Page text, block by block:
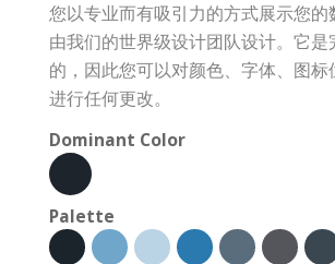
您以专业而有吸引力的方式展示您的
由我们的世界级设计团队设计。它是
的，因此您可以对颜色、字体、图标
进行任何更改。
Dominant Color
Palette